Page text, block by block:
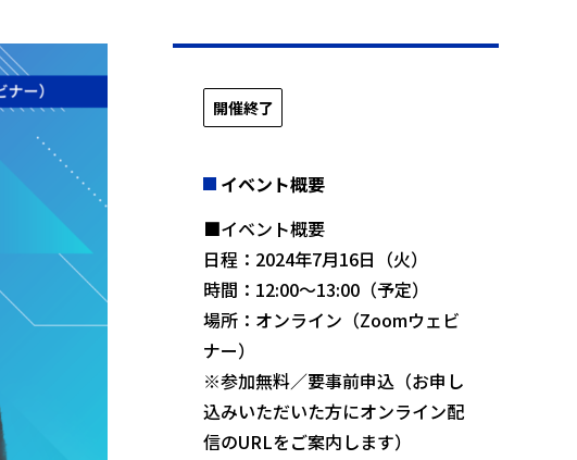
開催終了
イベント概要
■イベント概要
日程：2024年7月16日（火）
時間：12:00〜13:00（予定）
場所：オンライン（Zoomウェビ
ナー）
※参加無料／要事前申込（お申し
込みいただいた方にオンライン配
信のURLをご案内します）